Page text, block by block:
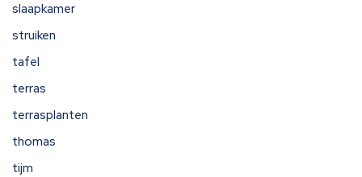
slaapkamer
struiken
tafel
terras
terrasplanten
thomas
tijm